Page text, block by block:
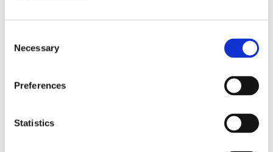
Selection
Necessary
Preferences
Statistics
Steuerungskasten unterstützend: Alle herkömmlichen
Optionale Funktion: Elektronische Sperre